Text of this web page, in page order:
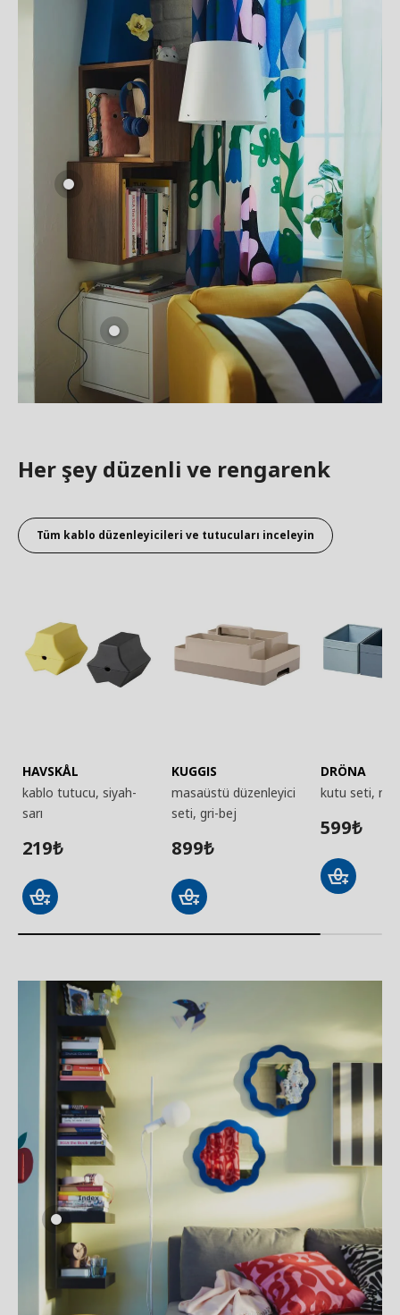
Her şey düzenli ve rengarenk
Tüm kablo düzenleyicileri ve tutucuları inceleyin
HAVSKÅL
kablo tutucu, siyah-
sarı
219₺
KUGGIS
masaüstü düzenleyici
seti, gri-bej
899₺
DRÖNA
kutu seti,
599₺